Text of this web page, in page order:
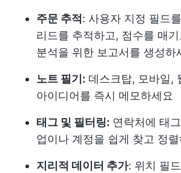
주문 추적 : 사용자 지정 필드
리드를 추적하고, 점수를 매
분석을 위한 보고서를 생성하
노트 필기: 데스크탑, 모바일,
아이디어를 즉시 메모하세요
태그 및 필터링: 연락처에 태
업이나 계정을 쉽게 찾고 정렬
지리적 데이터 추가: 위치 필